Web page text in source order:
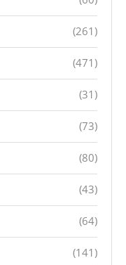
(261)
(471)
(31)
(73)
(80)
(43)
(64)
(141)